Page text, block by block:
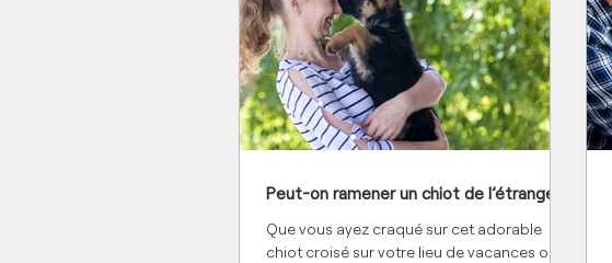
Peut-on ramener un chiot de l’étranger ?
Que vous ayez craqué sur cet adorable
chiot croisé sur votre lieu de vacances ou